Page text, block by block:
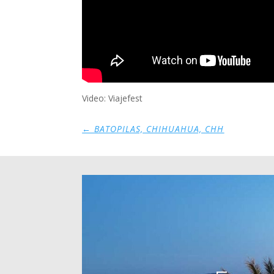
Video: Viajefest
←BATOPILAS, CHIHUAHUA, CHH